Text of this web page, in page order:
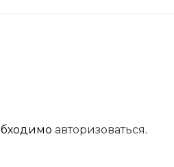
авторизоваться.